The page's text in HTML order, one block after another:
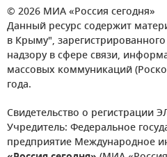
© 2026 МИА «Россия сегодня»
Данный ресурс содержит
в Крыму",
надзору в сфере связи,
массовых коммуникаций
года.
Свидетельство о регистрации
Учредитель: Федеральное
предприятие Международное